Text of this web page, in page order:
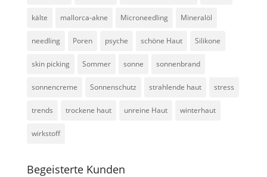
kälte mallorca-akne Microneedling Mineralöl
needling Poren psyche schöne Haut Silikone
skin picking Sommer sonne sonnenbrand
sonnencreme Sonnenschutz strahlende haut stress
trends trockene haut unreine Haut winterhaut
wirkstoff
Begeisterte Kunden